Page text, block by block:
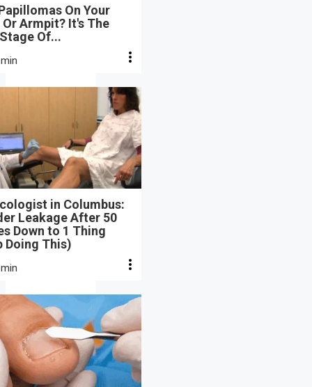
On Your
Armpit? It's The
Of...
in Columbus:
Leakage After 50
Down to 1 Thing
Doing This)